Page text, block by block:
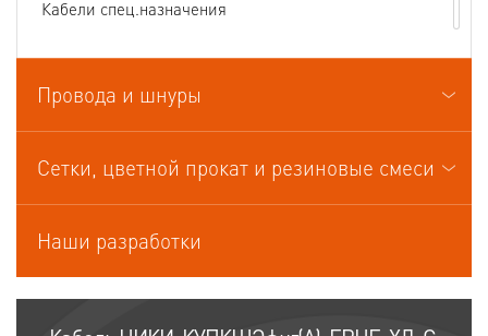
Кабели спец.назначения
Кабели судовые
Кабели термоэлектродные
Провода и шнуры
Сетки, цветной прокат и резиновые смеси
Наши разработки